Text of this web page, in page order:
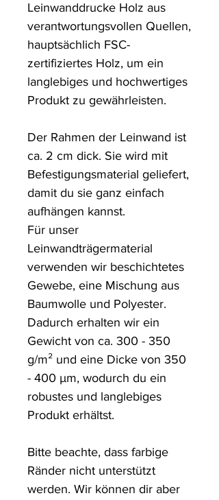
Leinwanddrucke Holz aus
verantwortungsvollen Quellen,
hauptsächlich FSC-
zertifiziertes Holz, um ein
langlebiges und hochwertiges
Produkt zu gewährleisten.
Der Rahmen der Leinwand ist
ca. 2 cm dick. Sie wird mit
Befestigungsmaterial geliefert,
damit du sie ganz einfach
aufhängen kannst.
Für unser
Leinwandträgermaterial
verwenden wir beschichtetes
Gewebe, eine Mischung aus
Baumwolle und Polyester.
Dadurch erhalten wir ein
Gewicht von ca. 300 - 350
g/m² und eine Dicke von 350
- 400 µm, wodurch du ein
robustes und langlebiges
Produkt erhältst.
Bitte beachte, dass farbige
Ränder nicht unterstützt
werden. Wir können dir aber